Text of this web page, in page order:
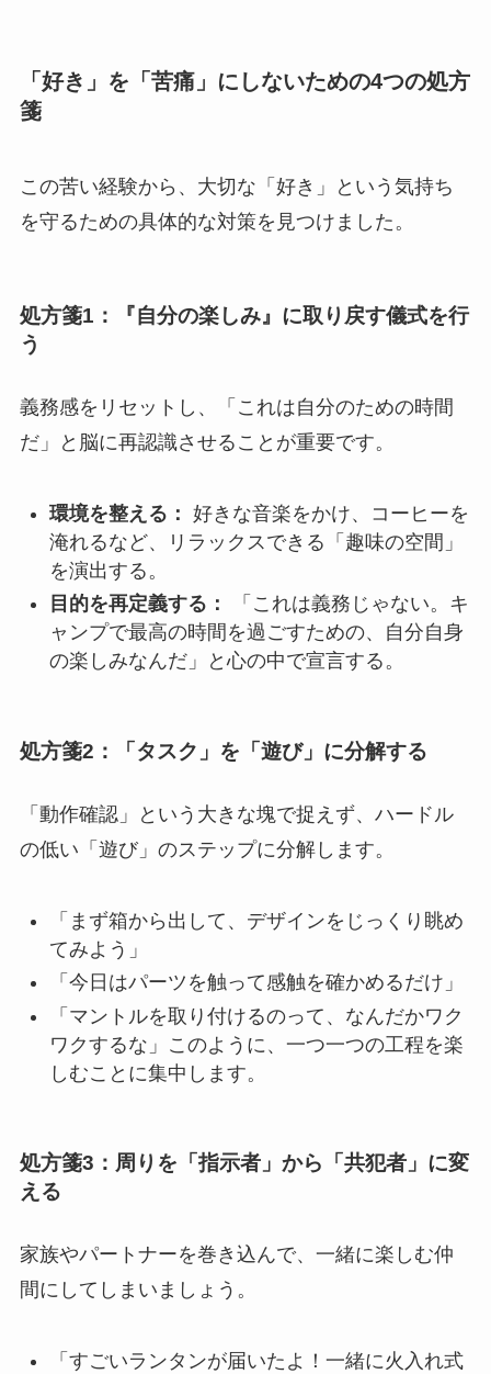
「好き」を「苦痛」にしないための4つの処方
箋
この苦い経験から、大切な「好き」という気持ち
を守るための具体的な対策を見つけました。
処方箋1：『自分の楽しみ』に取り戻す儀式を行
う
義務感をリセットし、「これは自分のための時間
だ」と脳に再認識させることが重要です。
環境を整える： 好きな音楽をかけ、コーヒーを
淹れるなど、リラックスできる「趣味の空間」
を演出する。
目的を再定義する：
「これは義務じゃない。キ
ャンプで最高の時間を過ごすための、自分自身
の楽しみなんだ」と心の中で宣言する。
処方箋2：「タスク」を「遊び」に分解する
「動作確認」という大きな塊で捉えず、ハードル
の低い「遊び」のステップに分解します。
「まず箱から出して、デザインをじっくり眺め
てみよう」
「今日はパーツを触って感触を確かめるだけ」
「マントルを取り付けるのって、なんだかワク
ワクするな」このように、一つ一つの工程を楽
しむことに集中します。
処方箋3：周りを「指示者」から「共犯者」に変
える
家族やパートナーを巻き込んで、一緒に楽しむ仲
間にしてしまいましょう。
「すごいランタンが届いたよ！一緒に火入れ式